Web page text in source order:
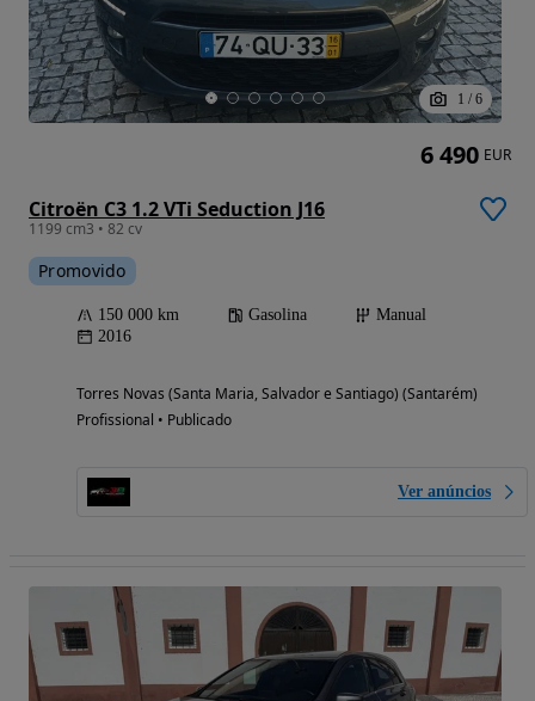
1 / 6
Citroën C3 1.2 VTi Seduction J16
1199 cm3 • 82 cv
Promovido
150 000 km Gasolina
Manual
2016
Torres Novas (Santa Maria, Salvador e Santiago) (Santarém)
Profissional • Publicado
Ver anúncios
6 490 EUR